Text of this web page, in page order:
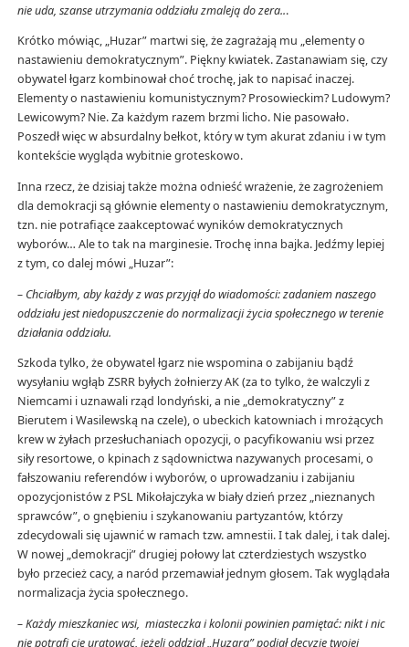
nie uda, szanse utrzymania oddziału zmaleją do zera...
Krótko mówiąc, „Huzar” martwi się, że zagrażają mu „elementy o
nastawieniu demokratycznym”. Piękny kwiatek. Zastanawiam się, czy
obywatel łgarz kombinował choć trochę, jak to napisać inaczej.
Elementy o nastawieniu komunistycznym? Prosowieckim? Ludowym?
Lewicowym? Nie. Za każdym razem brzmi licho. Nie pasowało.
Poszedł więc w absurdalny bełkot, który w tym akurat zdaniu i w tym
kontekście wygląda wybitnie groteskowo.
Inna rzecz, że dzisiaj także można odnieść wrażenie, że zagrożeniem
dla demokracji są głównie elementy o nastawieniu demokratycznym,
tzn. nie potrafiące zaakceptować wyników demokratycznych
wyborów… Ale to tak na marginesie. Trochę inna bajka. Jedźmy lepiej
z tym, co dalej mówi „Huzar”:
– Chciałbym, aby każdy z was przyjął do wiadomości: zadaniem naszego
oddziału jest niedopuszczenie do normalizacji życia społecznego w terenie
działania oddziału.
Szkoda tylko, że obywatel łgarz nie wspomina o zabijaniu bądź
wysyłaniu wgłąb ZSRR byłych żołnierzy AK (za to tylko, że walczyli z
Niemcami i uznawali rząd londyński, a nie „demokratyczny” z
Bierutem i Wasilewską na czele), o ubeckich katowniach i mrożących
krew w żyłach przesłuchaniach opozycji, o pacyfikowaniu wsi przez
siły resortowe, o kpinach z sądownictwa nazywanych procesami, o
fałszowaniu referendów i wyborów, o uprowadzaniu i zabijaniu
opozycjonistów z PSL Mikołajczyka w biały dzień przez „nieznanych
sprawców”, o gnębieniu i szykanowaniu partyzantów, którzy
zdecydowali się ujawnić w ramach tzw. amnestii. I tak dalej, i tak dalej.
W nowej „demokracji” drugiej połowy lat czterdziestych wszystko
było przecież cacy, a naród przemawiał jednym głosem. Tak wyglądała
normalizacja życia społecznego.
– Każdy mieszkaniec wsi, miasteczka i kolonii powinien pamiętać: nikt i nic
nie potrafi cię uratować, jeżeli oddział „Huzara” podjął decyzję twojej